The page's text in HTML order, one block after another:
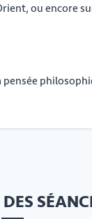
ou encore
pensée